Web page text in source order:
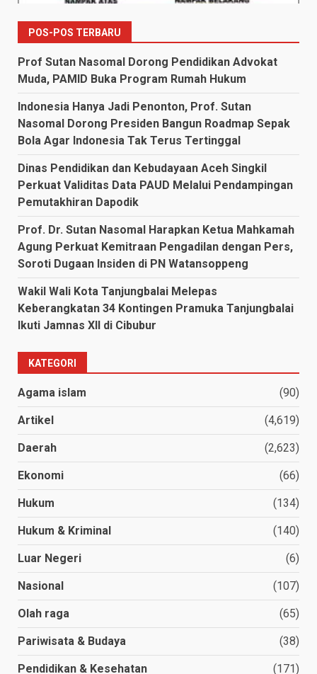
POS-POS TERBARU
Prof Sutan Nasomal Dorong Pendidikan Advokat
Muda, PAMID Buka Program Rumah Hukum
Indonesia Hanya Jadi Penonton, Prof. Sutan
Nasomal Dorong Presiden Bangun Roadmap Sepak
Bola Agar Indonesia Tak Terus Tertinggal
Dinas Pendidikan dan Kebudayaan Aceh Singkil
Perkuat Validitas Data PAUD Melalui Pendampingan
Pemutakhiran Dapodik
Prof. Dr. Sutan Nasomal Harapkan Ketua Mahkamah
Agung Perkuat Kemitraan Pengadilan dengan Pers,
Soroti Dugaan Insiden di PN Watansoppeng
Wakil Wali Kota Tanjungbalai Melepas
Keberangkatan 34 Kontingen Pramuka Tanjungbalai
Ikuti Jamnas XII di Cibubur
KATEGORI
Agama islam (90)
Artikel (4,619)
Daerah (2,623)
Ekonomi (66)
Hukum (134)
Hukum & Kriminal (140)
Luar Negeri (6)
Nasional (107)
Olah raga (65)
Pariwisata & Budaya (38)
Pendidikan & Kesehatan
(171)